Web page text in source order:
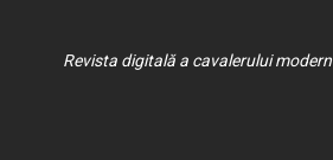
Revista digitală a cavalerului modern